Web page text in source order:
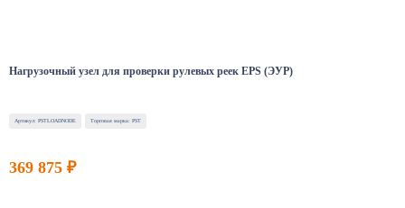
Нагрузочный узел для проверки рулевых реек EPS (ЭУР)
Артикул: PSTLOADNODE Торговая марка: PST
369 875 ₽